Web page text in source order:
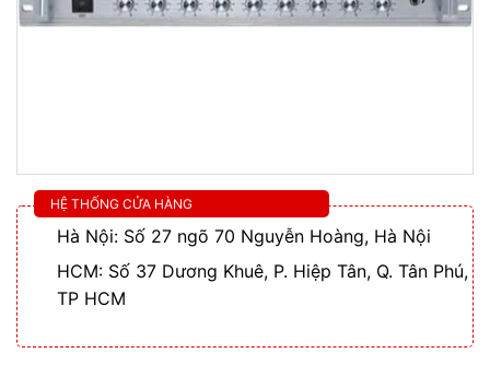
HỆ THỐNG CỬA HÀNG
Hà Nội: Số 27 ngõ 70 Nguyễn Hoàng, Hà Nội
HCM: Số 37 Dương Khuê, P. Hiệp Tân, Q. Tân Phú,
TP HCM